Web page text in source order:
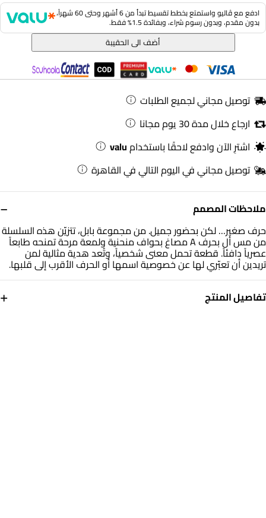
ملاحظات المصمم −
حرف صغير… لكن بحضور جميل. من مجموعة بابل، تتزيّن هذه السلسلة
من مس أل بحرف A مصاغ بحواف منحنية ولمعة مرحة تمنحه طابعاً
عصرياً دافئاً. قطعة تحمل معنى شخصياً، وتُعد هدية مثالية لمن
تريدين أن تعبّري لها عن خصوصية اسمها أو الحرف الأقرب إلى قلبها.
تفاصيل المنتج
+
ادفع مع ڤاليو واستمتع بخطط تقسيط تبدأ من 6 أشهر وحتى 60 شهراً،
بدون مقدم، وبدون رسوم شراء، وبفائدة 1.5% فقط.
أضف الى الحقيبة
توصيل مجاني لجميع الطلبات
ارجاع خلال مدة 30 يوم مجانا
اشترِ الآن وادفع لاحقًا باستخدامvalu
توصيل مجاني في اليوم التالي في القاهرة